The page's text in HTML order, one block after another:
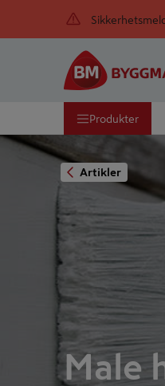
Produkter
Artikler
Male